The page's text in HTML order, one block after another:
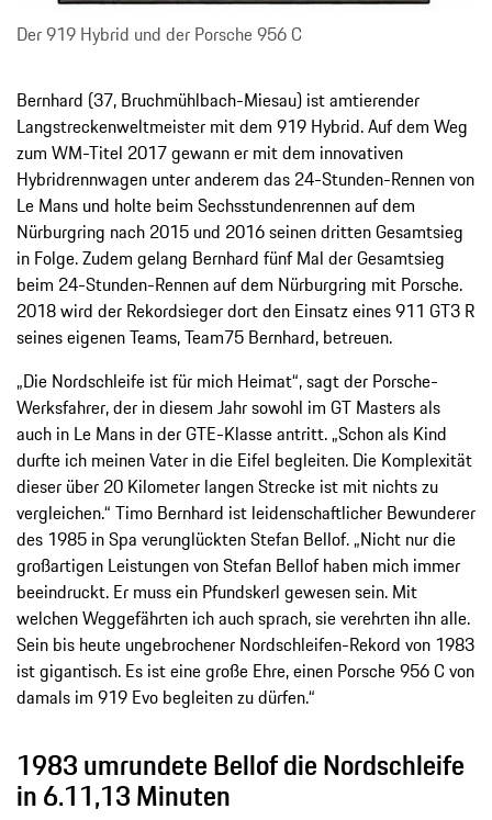
Der 919 Hybrid und der Porsche 956 C
Bernhard (37, Bruchmühlbach-Miesau) ist amtierender
Langstreckenweltmeister mit dem 919 Hybrid. Auf dem Weg
zum WM-Titel 2017 gewann er mit dem innovativen
Hybridrennwagen unter anderem das 24-Stunden-Rennen von
Le Mans und holte beim Sechsstundenrennen auf dem
Nürburgring nach 2015 und 2016 seinen dritten Gesamtsieg
in Folge. Zudem gelang Bernhard fünf Mal der Gesamtsieg
beim 24-Stunden-Rennen auf dem Nürburgring mit Porsche.
2018 wird der Rekordsieger dort den Einsatz eines 911 GT3 R
seines eigenen Teams, Team75 Bernhard, betreuen.
„Die Nordschleife ist für mich Heimat“, sagt der Porsche-
Werksfahrer, der in diesem Jahr sowohl im GT Masters als
auch in Le Mans in der GTE-Klasse antritt. „Schon als Kind
durfte ich meinen Vater in die Eifel begleiten. Die Komplexität
dieser über 20 Kilometer langen Strecke ist mit nichts zu
vergleichen.“ Timo Bernhard ist leidenschaftlicher Bewunderer
des 1985 in Spa verunglückten Stefan Bellof. „Nicht nur die
großartigen Leistungen von Stefan Bellof haben mich immer
beeindruckt. Er muss ein Pfundskerl gewesen sein. Mit
welchen Weggefährten ich auch sprach, sie verehrten ihn alle.
Sein bis heute ungebrochener Nordschleifen-Rekord von 1983
ist gigantisch. Es ist eine große Ehre, einen Porsche 956 C von
damals im 919 Evo begleiten zu dürfen.“
1983 umrundete Bellof die Nordschleife
in 6.11,13 Minuten